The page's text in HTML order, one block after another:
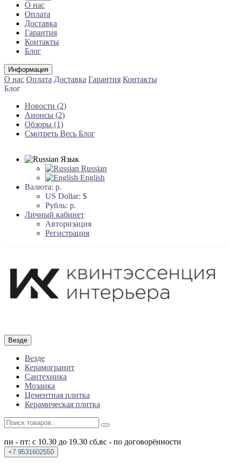
О нас
Оплата
Доставка
Гарантия
Контакты
Блог
Информация
О нас Оплата Доставка Гарантия Контакты
Блог
Новости (2)
Анонсы (2)
Обзоры (1)
Смотреть Весь Блог
Язык
Russian
English
Валюта: р.
US Dollar: $
Рубль: р.
Личный кабинет
Авторизация
Регистрация
Везде
Везде
Керамогранит
Сантехника
Мозаика
Цементная плитка
Керамическая плитка
пн - пт: с 10.30 до 19.30 сб,вс - по договорённости
+7 9531602550